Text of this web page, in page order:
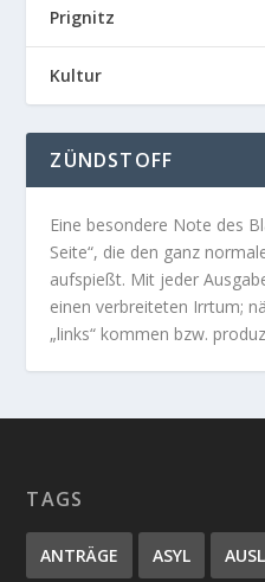
Prignitz
Kultur
ZÜNDSTOFF
Eine besondere Note des
Seite“, die den ganz
aufspießt. Mit jeder
einen verbreiteten Irrtum;
„links“ kommen bzw.
TAGS
ANTRÄGE ASYL